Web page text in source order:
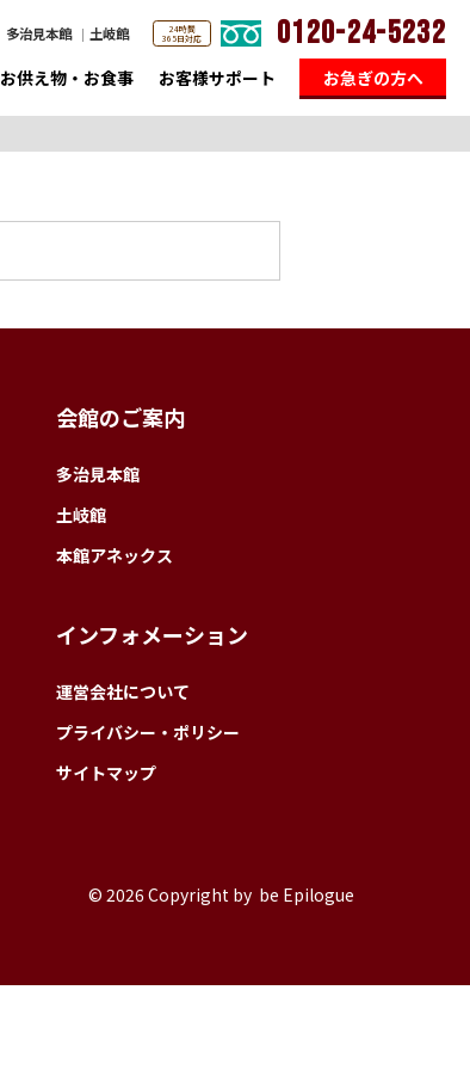
多治見本館 土岐館
24時間
365日対応
0120-24-5232
お供え物・お食事 お客様サポート お急ぎの方へ
会館のご案内
多治見本館
土岐館
本館アネックス
インフォメーション
運営会社について
プライバシー・ポリシー
サイトマップ
© 2026 Copyright by be Epilogue